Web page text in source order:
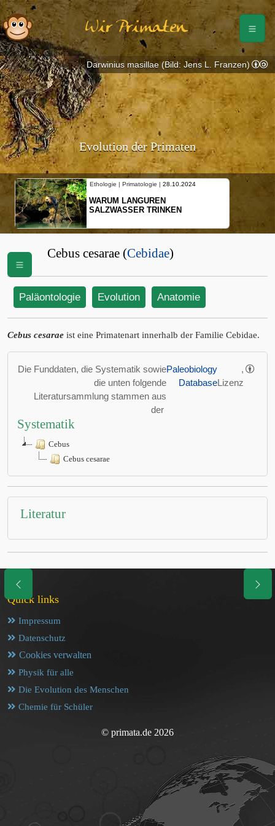
Wir Primaten
Evolution der Primaten
Ethologie | Primatologie | 28.10.2024
WARUM LANGUREN
SALZWASSER TRINKEN
Darwinius masillae (Bild: Jens L. Franzen)
Cebus cesarae (Cebidae)
Paläontologie Evolution Anatomie
Cebus cesarae ist eine Primatenart innerhalb der Familie Cebidae.
Die Funddaten, die Systematik sowie
die unten folgende
Literatursammlung stammen aus
der
Paleobiology
Database
,
Lizenz
Systematik
Cebus
Cebus cesarae
Literatur
Quick links
Impressum
Datenschutz
Cookies verwalten
Physik für alle
Die Evolution des Menschen
Chemie für Schüler
© primata.de 2026